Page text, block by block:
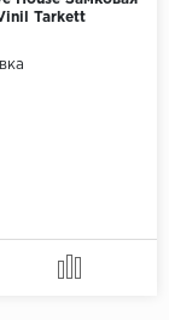
Tarkett